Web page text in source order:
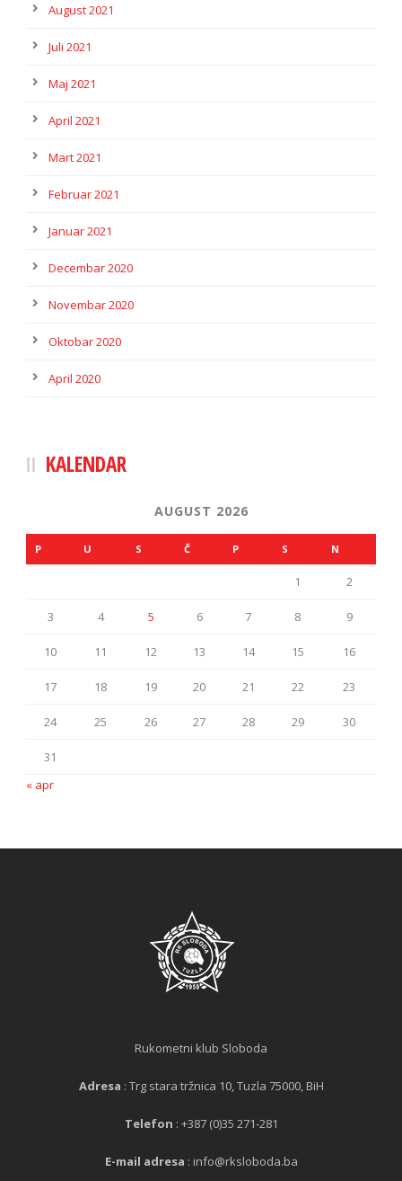
August 2021
Juli 2021
Maj 2021
April 2021
Mart 2021
Februar 2021
Januar 2021
Decembar 2020
Novembar 2020
Oktobar 2020
April 2020
KALENDAR
AUGUST 2026
P U S Č P S N
1 2
3 4 5 6 7 8 9
10 11 12 13 14 15 16
17 18 19 20 21 22 23
24 25 26 27 28 29 30
31
« apr
Rukometni klub Sloboda
Adresa : Trg stara tržnica 10, Tuzla 75000, BiH
Telefon : +387 (0)35 271-281
E-mail adresa : info@rksloboda.ba